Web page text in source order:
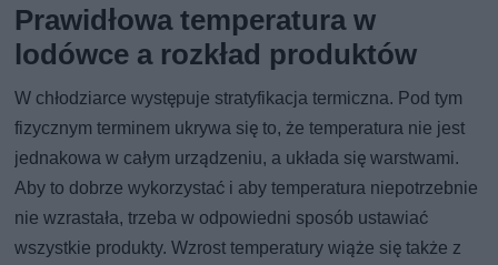
Prawidłowa temperatura w
lodówce a rozkład produktów
W chłodziarce występuje stratyfikacja termiczna. Pod tym
fizycznym terminem ukrywa się to, że temperatura nie jest
jednakowa w całym urządzeniu, a układa się warstwami.
Aby to dobrze wykorzystać i aby temperatura niepotrzebnie
nie wzrastała, trzeba w odpowiedni sposób ustawiać
wszystkie produkty. Wzrost temperatury wiąże się także z